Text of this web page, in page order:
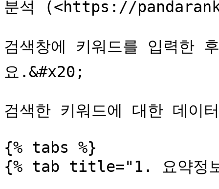
분석 (<https://
검색창에 키워드를 입력한
요.&#x20;
검색한 키워드에 대한 데이
{% tabs %}
{% tab title="1. 요약정